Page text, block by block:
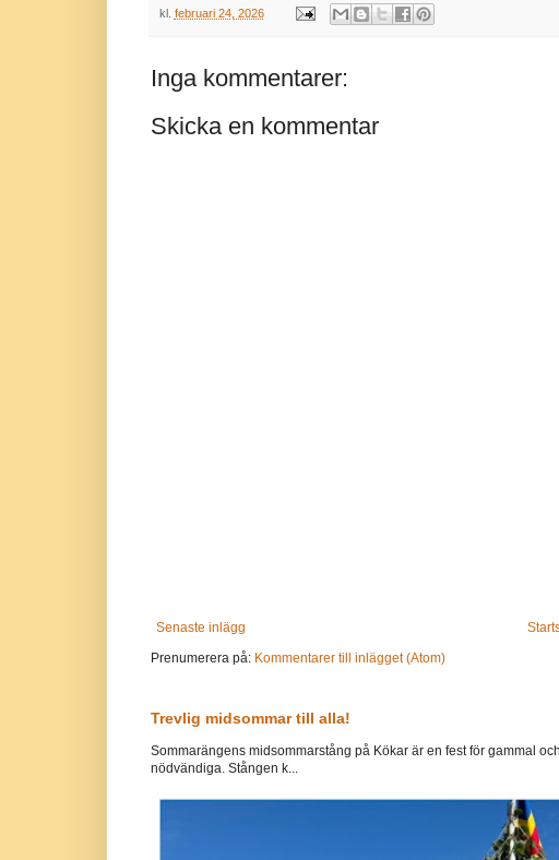
kl. februari 24, 2026
Inga kommentarer:
Skicka en kommentar
Senaste inlägg
Prenumerera på: Kommentarer till inlägget (Atom)
Trevlig midsommar till alla!
Sommarängens midsommarstång på Kökar är en fest för gammal
nödvändiga. Stången k...